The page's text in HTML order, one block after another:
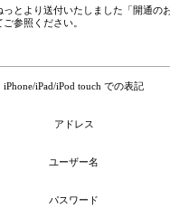
っとより送付いたしました「開通
ご参照ください。
iPhone/iPad/iPod touch での表記
アドレス
ユーザー名
パスワード